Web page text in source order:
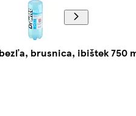
brusnica, ibištek 750